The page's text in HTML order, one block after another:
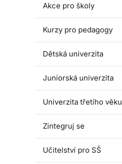
Akce pro školy
Kurzy pro pedagogy
Dětská univerzita
Juniorská univerzita
Univerzita třetího věku
Zintegruj se
Učitelství pro SŠ